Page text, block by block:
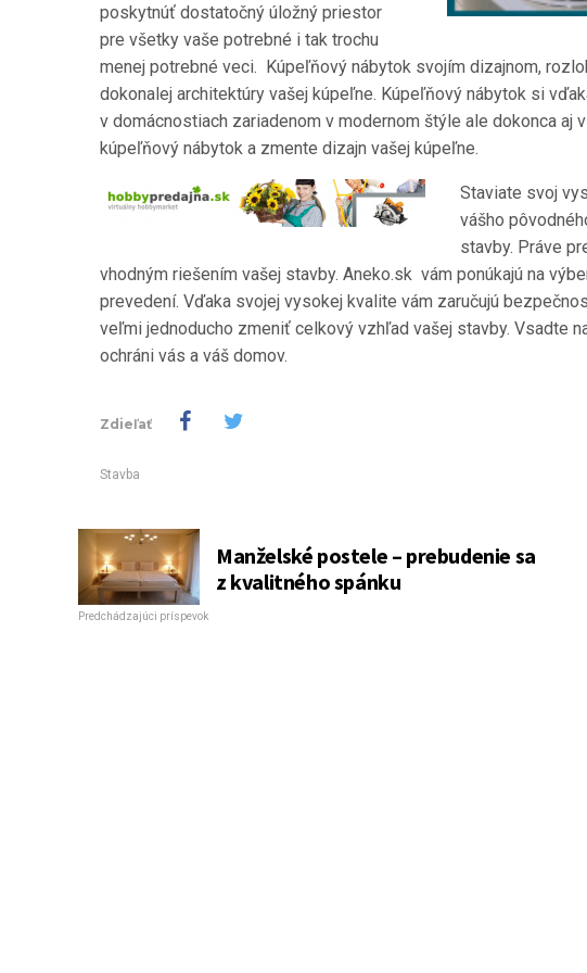
poskytnúť dostatočný úložný priestor
pre všetky vaše potrebné i tak trochu
menej potrebné veci. Kúpeľňový nábytok svojím dizajnom,
dokonalej architektúry vašej kúpeľne. Kúpeľňový nábytok si
v domácnostiach zariadenom v modernom štýle ale dokonca
kúpeľňový nábytok a zmente dizajn vašej kúpeľne.
Staviate svoj
vášho
stavby. Práve
vhodným riešením vašej stavby. Aneko.sk vám ponúkajú na
prevedení. Vďaka svojej vysokej kvalite vám zaručujú
veľmi jednoducho zmeniť celkový vzhľad vašej stavby. Vsadte
ochráni vás a váš domov.
Zdieľať
Stavba
Manželské postele – prebudenie sa
z kvalitného spánku
Predchádzajúci príspevok